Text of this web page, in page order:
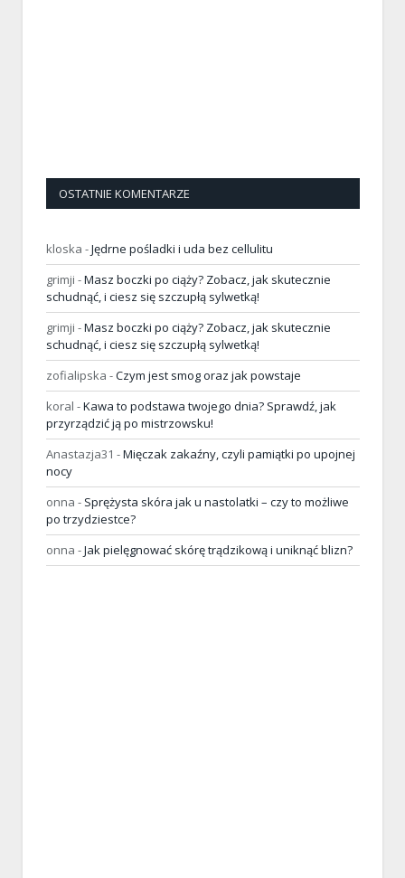
OSTATNIE KOMENTARZE
kloska -Jędrne pośladki i uda bez cellulitu
grimji -Masz boczki po ciąży? Zobacz, jak skutecznie
schudnąć, i ciesz się szczupłą sylwetką!
grimji -Masz boczki po ciąży? Zobacz, jak skutecznie
schudnąć, i ciesz się szczupłą sylwetką!
zofialipska -Czym jest smog oraz jak powstaje
koral -Kawa to podstawa twojego dnia? Sprawdź, jak
przyrządzić ją po mistrzowsku!
Anastazja31 -Mięczak zakaźny, czyli pamiątki po upojnej
nocy
onna - Sprężysta skóra jak u nastolatki – czy to możliwe
po trzydziestce?
onna -Jak pielęgnować skórę trądzikową i uniknąć blizn?